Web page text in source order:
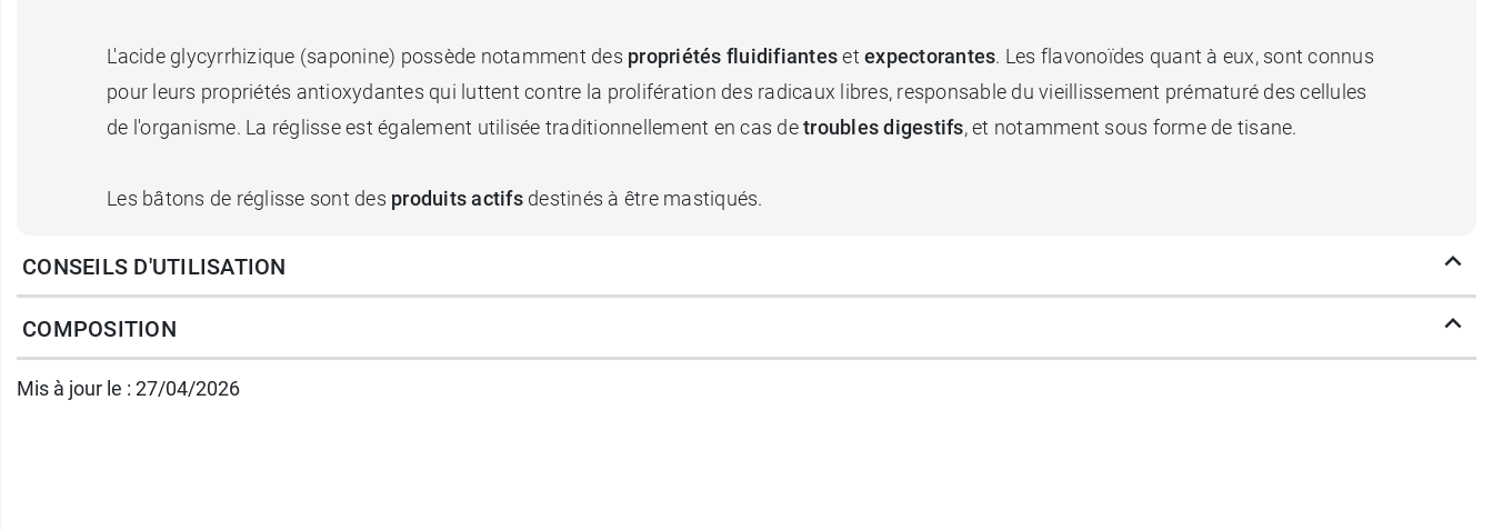
L'acide glycyrrhizique (saponine) possède notamment des propriétés fluidifianteset expectorantes. Les flavonoïdes quant à eux, sont connus
pour leurs propriétés antioxydantes qui luttent contre la prolifération des radicaux libres, responsable du vieillissement prématuré des cellules
de l'organisme. La réglisse est également utilisée traditionnellement en cas detroubles digestifs, et notamment sous forme de tisane.
Les bâtons de réglisse sont des produits actifsdestinés à être mastiqués.
LesLaboratoires Iphym
notamment leFenouil doux Iphym en vracpour la préparation de tisanes.
Conditionnement :
CONSEILS D'UTILISATION
COMPOSITION
Mis à jour le : 27/04/2026